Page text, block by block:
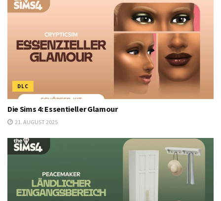
DLC
Die Sims 4: Essentieller Glamour
21. AUGUST 2025